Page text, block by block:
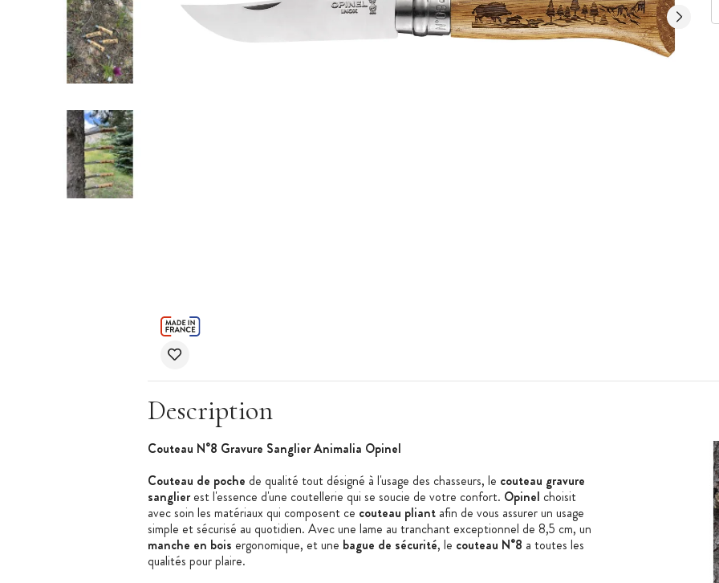
Description
Couteau N°8 Gravure Sanglier Animalia Opinel
Couteau de poche de qualité tout désigné à l'usage des chasseurs, le couteau gravure
sanglierest l'essence d'une coutellerie qui se soucie de votre confort. Opinel choisit
avec soin les matériaux qui composent ce couteau pliantafin de vous assurer un usage
simple et sécurisé au quotidien. Avec une lame au tranchant exceptionnel de 8,5 cm, un
manche en bois ergonomique, et une bague de sécurité, le couteau N°8 a toutes les
qualités pour plaire.